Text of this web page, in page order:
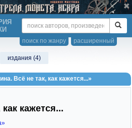
расширенный
поиск по жанру
издания (4)
Всё не так, как кажется...»
кажется...